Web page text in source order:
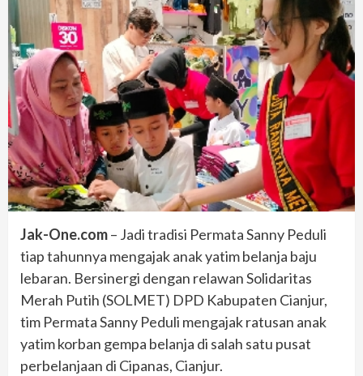
Jak-One.com– Jadi tradisi Permata Sanny Peduli
tiap tahunnya mengajak anak yatim belanja baju
lebaran. Bersinergi dengan relawan Solidaritas
Merah Putih (SOLMET) DPD Kabupaten Cianjur,
tim Permata Sanny Peduli mengajak ratusan anak
yatim korban gempa belanja di salah satu pusat
perbelanjaan di Cipanas, Cianjur.